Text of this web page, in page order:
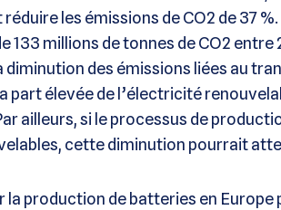
les émissions de CO2 de 37
133 millions de tonnes de CO2
diminution des émissions liées au
part élevée de l’électricité
ailleurs, si le processus de
cette diminution pourrait
la production de batteries en